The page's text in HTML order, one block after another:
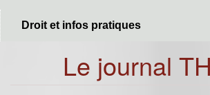
Droit et infos pratiques
Le journal